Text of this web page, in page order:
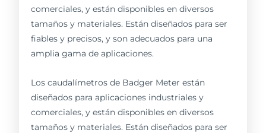
comerciales, y están disponibles en diversos
tamaños y materiales. Están diseñados para ser
fiables y precisos, y son adecuados para una
amplia gama de aplicaciones.
Los caudalímetros de Badger Meter están
diseñados para aplicaciones industriales y
comerciales, y están disponibles en diversos
tamaños y materiales. Están diseñados para ser